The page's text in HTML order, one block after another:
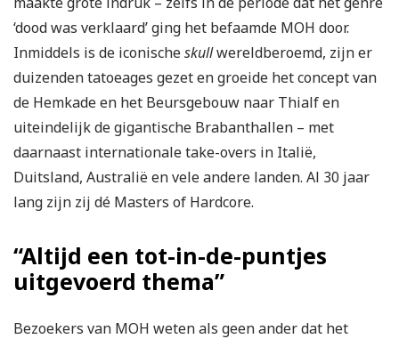
‘dood was verklaard’ ging het befaamde MOH door.
Inmiddels is de iconischeskullwereldberoemd, zijn er
duizenden tatoeages gezet en groeide het concept van
de Hemkade en het Beursgebouw naar Thialf en
uiteindelijk de gigantische Brabanthallen – met
daarnaast internationale take-overs in Italië,
Duitsland, Australië en vele andere landen. Al 30 jaar
lang zijn zij dé Masters of Hardcore.
“Altijd een tot-in-de-puntjes
uitgevoerd thema”
Bezoekers van MOH weten als geen ander dat het